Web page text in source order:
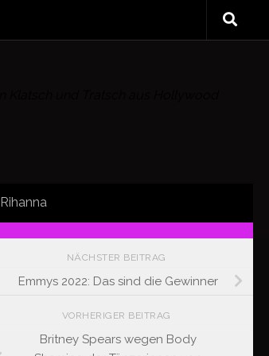
Rihanna
NÄCHSTER BEITRAG
Emmys 2022: Das sind die Gewinner
VORHERIGER BEITRAG
Britney Spears wegen Body